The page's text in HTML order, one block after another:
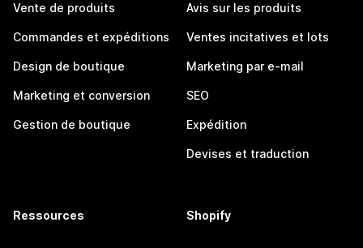
Vente de produits
Commandes et expéditions
Design de boutique
Marketing et conversion
Gestion de boutique
Avis sur les produits
Ventes incitatives et lots
Marketing par e-mail
SEO
Expédition
Devises et traduction
Ressources Shopify